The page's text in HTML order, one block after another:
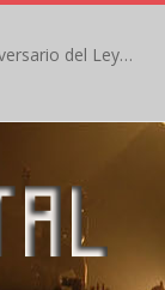
Crónica: Helloween pone el broche al XX aniversario del Leyendas del Rock – Sábado – Agosto 2026